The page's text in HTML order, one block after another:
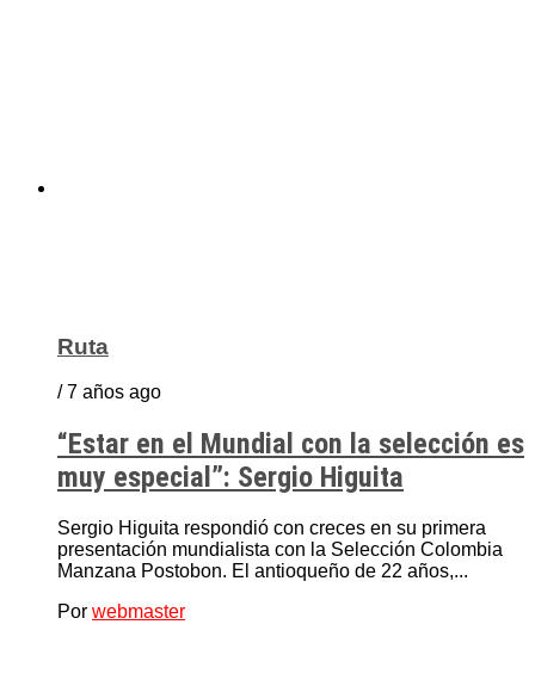
Ruta
/ 7 años ago
“Estar en el Mundial con la selección es
muy especial”: Sergio Higuita
Sergio Higuita respondió con creces en su primera
presentación mundialista con la Selección Colombia
Manzana Postobon. El antioqueño de 22 años,...
Por webmaster